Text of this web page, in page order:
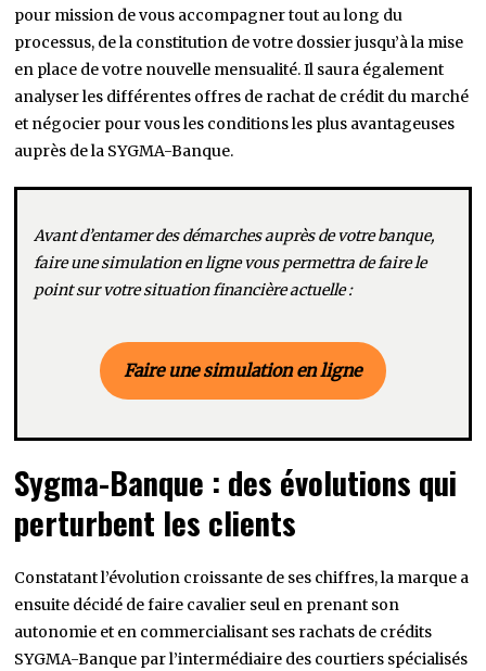
pour mission de vous accompagner tout au long du
processus, de la constitution de votre dossier jusqu’à la mise
en place de votre nouvelle mensualité. Il saura également
analyser les différentes offres de rachat de crédit du marché
et négocier pour vous les conditions les plus avantageuses
auprès de la SYGMA-Banque.
Avant d’entamer des démarches auprès de votre banque,
faire une simulation en ligne vous permettra de faire le
point sur votre situation financière actuelle :
Faire une simulation en ligne
Sygma-Banque : des évolutions qui
perturbent les clients
Constatant l’évolution croissante de ses chiffres, la marque a
ensuite décidé de faire cavalier seul en prenant son
autonomie et en commercialisant ses rachats de crédits
SYGMA-Banque par l’intermédiaire des courtiers spécialisés